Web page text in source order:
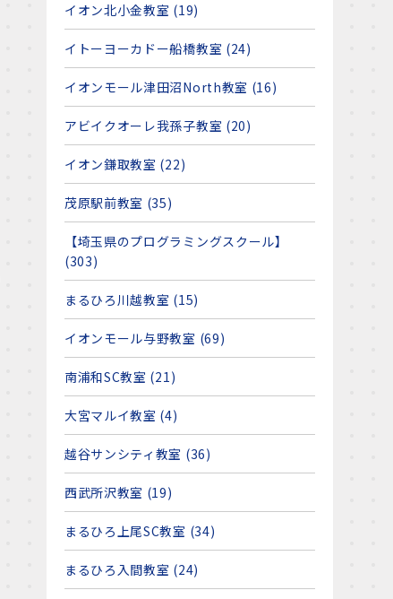
イオン北小金教室 (19)
イトーヨーカドー船橋教室 (24)
イオンモール津田沼North教室 (16)
アビイクオーレ我孫子教室 (20)
イオン鎌取教室 (22)
茂原駅前教室 (35)
【埼玉県のプログラミングスクール】
(303)
まるひろ川越教室 (15)
イオンモール与野教室 (69)
南浦和SC教室 (21)
大宮マルイ教室 (4)
越谷サンシティ教室 (36)
西武所沢教室 (19)
まるひろ上尾SC教室 (34)
まるひろ入間教室 (24)